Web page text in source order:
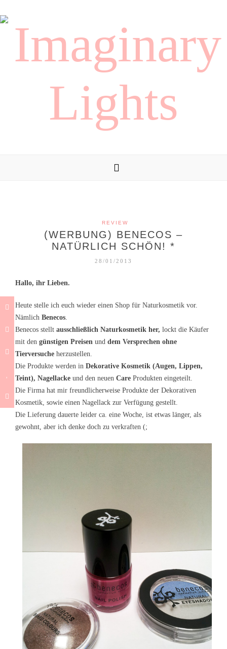
REVIEW
(WERBUNG) BENECOS –
NATÜRLICH SCHÖN! *
28/01/2013
Hallo, ihr Lieben.
Heute stelle ich euch wieder einen Shop für Naturkosmetik vor.
Nämlich Benecos.
Benecos stellt ausschließlich Naturkosmetik her, lockt die Käufer
mit den günstigen Preisen und dem Versprechen ohne
Tierversuche herzustellen.
Die Produkte werden in Dekorative Kosmetik (Augen, Lippen,
Teint), Nagellacke und den neuen Care Produkten eingeteilt.
Die Firma hat mir freundlicherweise Produkte der Dekorativen
Kosmetik, sowie einen Nagellack zur Verfügung gestellt.
Die Lieferung dauerte leider ca. eine Woche, ist etwas länger, als
gewohnt, aber ich denke doch zu verkraften (;